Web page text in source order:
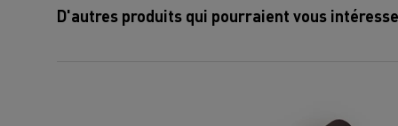
D'autres produits qui pourraient vous